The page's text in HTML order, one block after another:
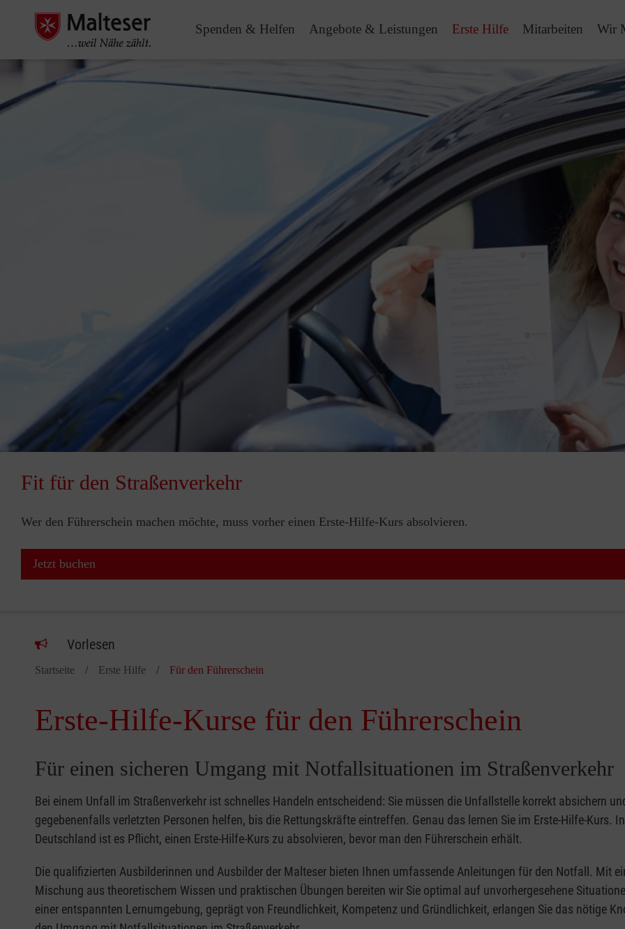
Spenden & Helfen Angebote & Leistungen Erste Hilfe Mitarbeiten Wir
Fit für den Straßenverkehr
Wer den Führerschein machen möchte, muss vorher einen Erste-Hilfe-Kurs absolvieren.
Jetzt buchen
Vorlesen
Startseite Erste Hilfe Für den Führerschein
Erste-Hilfe-Kurse für den Führerschein
Für einen sicheren Umgang mit Notfallsituationen im Straßenverkehr
Bei einem Unfall im Straßenverkehr ist schnelles Handeln entscheidend: Sie müssen die Unfallstelle korrekt absichern
gegebenenfalls verletzten Personen helfen, bis die Rettungskräfte eintreffen. Genau das lernen Sie im Erste-Hilfe-Kurs. In
Deutschland ist es Pflicht, einen Erste-Hilfe-Kurs zu absolvieren, bevor man den Führerschein erhält.
Die qualifizierten Ausbilderinnen und Ausbilder der Malteser bieten Ihnen umfassende Anleitungen für den Notfall. Mit
Mischung aus theoretischem Wissen und praktischen Übungen bereiten wir Sie optimal auf unvorhergesehene
einer entspannten Lernumgebung, geprägt von Freundlichkeit, Kompetenz und Gründlichkeit, erlangen Sie das nötige